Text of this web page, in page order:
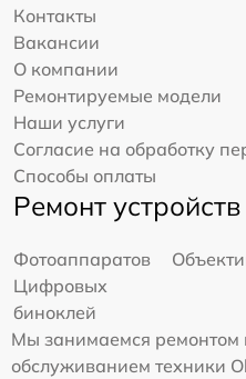
Контакты
Вакансии
О компании
Ремонтируемые модели
Наши услуги
Согласие на обработку
Способы оплаты
Ремонт устройств
Фотоаппаратов
Цифровых
биноклей
Мы занимаемся ремонтом
обслуживанием техники